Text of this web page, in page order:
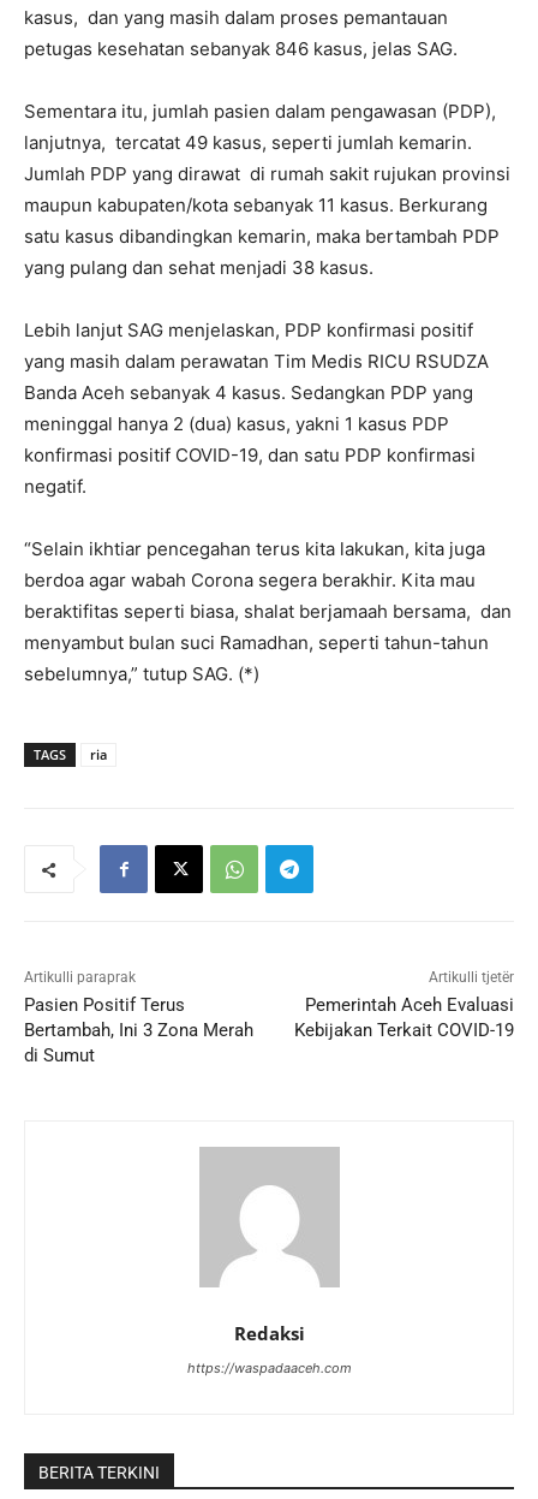
kasus, dan yang masih dalam proses pemantauan
petugas kesehatan sebanyak 846 kasus, jelas SAG.
Sementara itu, jumlah pasien dalam pengawasan (PDP),
lanjutnya, tercatat 49 kasus, seperti jumlah kemarin.
Jumlah PDP yang dirawat di rumah sakit rujukan provinsi
maupun kabupaten/kota sebanyak 11 kasus. Berkurang
satu kasus dibandingkan kemarin, maka bertambah PDP
yang pulang dan sehat menjadi 38 kasus.
Lebih lanjut SAG menjelaskan, PDP konfirmasi positif
yang masih dalam perawatan Tim Medis RICU RSUDZA
Banda Aceh sebanyak 4 kasus. Sedangkan PDP yang
meninggal hanya 2 (dua) kasus, yakni 1 kasus PDP
konfirmasi positif COVID-19, dan satu PDP konfirmasi
negatif.
“Selain ikhtiar pencegahan terus kita lakukan, kita juga
berdoa agar wabah Corona segera berakhir. Kita mau
beraktifitas seperti biasa, shalat berjamaah bersama, dan
menyambut bulan suci Ramadhan, seperti tahun-tahun
sebelumnya,” tutup SAG. (*)
TAGS ria
Artikulli paraprak
Pasien Positif Terus
Bertambah, Ini 3 Zona Merah
di Sumut
Artikulli tjetër
Pemerintah Aceh Evaluasi
Kebijakan Terkait COVID-19
Redaksi
https://waspadaaceh.com
BERITA TERKINI